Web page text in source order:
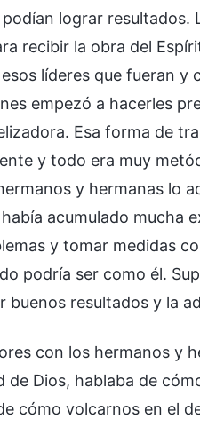
lograr
recibir la obra del
líderes que fueran y
empezó a hacerles
Esa forma de
y todo era muy
y hermanas lo
acumulado mucha
y tomar medidas
podría ser como él.
buenos resultados y la
con los hermanos y
de Dios, hablaba de
cómo volcarnos en el